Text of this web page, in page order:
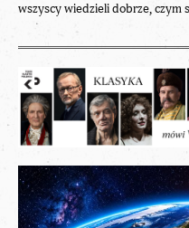
wszyscy wiedzieli dobrze, czym